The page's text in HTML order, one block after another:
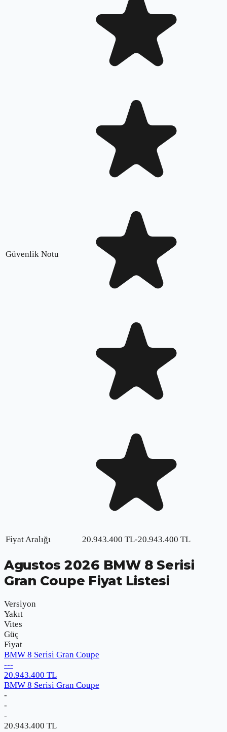
Güvenlik Notu
Fiyat Aralığı 20.943.400 TL-20.943.400 TL
Agustos 2026 BMW 8 Serisi
Gran Coupe Fiyat Listesi
Versiyon
Yakıt
Vites
Güç
Fiyat
BMW 8 Serisi Gran Coupe
---
20.943.400 TL
BMW 8 Serisi Gran Coupe
-
-
-
20.943.400 TL